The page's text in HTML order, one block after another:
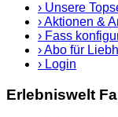
› Unsere
›Aktionen &
› Fass
›Abo für
› Login
Erlebniswelt